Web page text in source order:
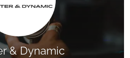
& Dynamic